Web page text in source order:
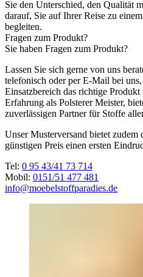
Sie den Unterschied, den Qualität
darauf, Sie auf Ihrer Reise zu
begleiten.
Fragen zum Produkt?
Sie haben Fragen zum Produkt?
Lassen Sie sich gerne von uns
telefonisch oder per E-Mail bei
Einsatzbereich das richtige
Erfahrung als Polsterer Meister,
zuverlässigen Partner für Stoffe
Unser Musterversand bietet
günstigen Preis einen ersten
Tel: 0 95 43/41 73 714
Mobil: 0151/51 477 481
info@moebelstoffparadies.de